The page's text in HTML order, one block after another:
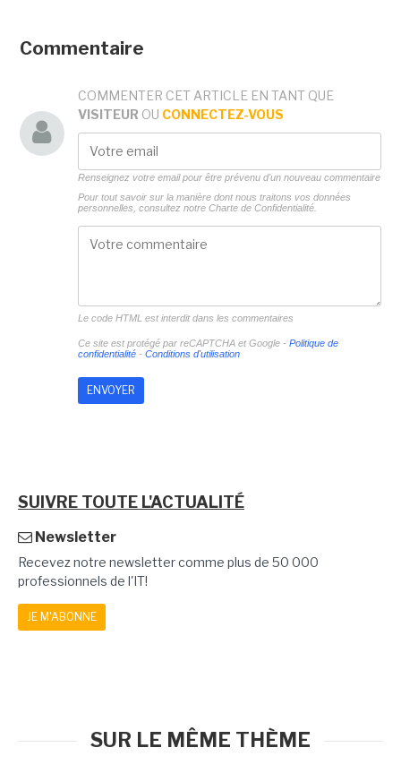
Commentaire
COMMENTER CET ARTICLE EN TANT QUE
VISITEUR OU CONNECTEZ-VOUS
Renseignez votre email pour être prévenu d'un nouveau commentaire
Pour tout savoir sur la manière dont nous traitons vos données
personnelles, consultez notre Charte de Confidentialité.
Le code HTML est interdit dans les commentaires
Ce site est protégé par reCAPTCHA et Google - Politique de
confidentialité- Conditions d'utilisation
SUIVRE TOUTE L'ACTUALITÉ
Newsletter
Recevez notre newsletter comme plus de 50 000
professionnels de l'IT!
JE M'ABONNE
SUR LE MÊME THÈME